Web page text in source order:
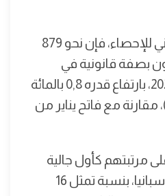
وبحسب المعهد الوطني للإحصاء، فإن نحو 879
يقيمون بصفة قانونية في
إسبانيا عند فاتح يناير 2022، بارتفاع قدره 0,8 بالمائة
شخص)، مقارنة مع فاتح يناير من
مرتبتهم كأول جالية
أجنبية تقيم قانونيا في إسبانيا، بنسبة تمثل 16